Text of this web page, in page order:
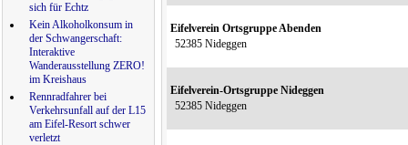
sich für Echtz
Kein Alkoholkonsum in
der Schwangerschaft:
Interaktive
Wanderausstellung ZERO!
im Kreishaus
Rennradfahrer bei
Verkehrsunfall auf der L15
am Eifel-Resort schwer
verletzt
Eifelverein Ortsgruppe Abenden
52385 Nideggen
Eifelverein-Ortsgruppe Nideggen
52385 Nideggen